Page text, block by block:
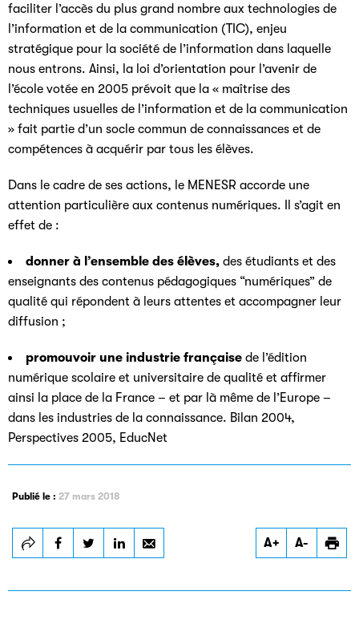
faciliter l’accès du plus grand nombre aux technologies de
l’information et de la communication (TIC), enjeu
stratégique pour la société de l’information dans laquelle
nous entrons. Ainsi, la loi d’orientation pour l’avenir de
l’école votée en 2005 prévoit que la « maîtrise des
techniques usuelles de l’information et de la communication
» fait partie d’un socle commun de connaissances et de
compétences à acquérir par tous les élèves.
Dans le cadre de ses actions, le MENESR accorde une
attention particulière aux contenus numériques. Il s’agit en
effet de :
donner à l’ensemble des élèves, des étudiants et des
enseignants des contenus pédagogiques “numériques” de
qualité qui répondent à leurs attentes et accompagner leur
diffusion ;
promouvoir une industrie française de l’édition
numérique scolaire et universitaire de qualité et affirmer
ainsi la place de la France – et par là même de l’Europe –
dans les industries de la connaissance. Bilan 2004,
Perspectives 2005, EducNet
Publié le : 27 mars 2018
A+ A-